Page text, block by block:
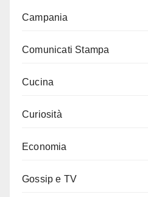
Campania
Comunicati Stampa
Cucina
Curiosità
Economia
Gossip e TV